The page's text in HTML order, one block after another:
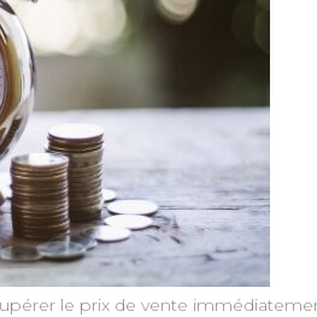
le prix de vente